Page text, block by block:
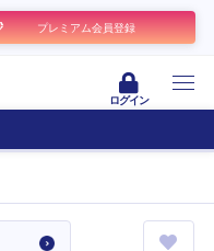
プレミアム会員登録
ログイン